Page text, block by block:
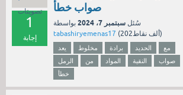
تصويتات
1
إجابة
صواب خطأ
سُئل سبتمبر 7، 2024
بواسطة
tabashiryemenas17 ( 202ألفنقاط)
يعد مخلوط برادة الحديد
مع
الرمل
من المواد النقية
صواب
خطأ